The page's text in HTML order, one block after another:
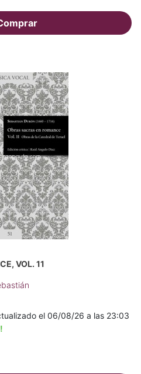
VOL. 11
el 06/08/26 a las 23:03